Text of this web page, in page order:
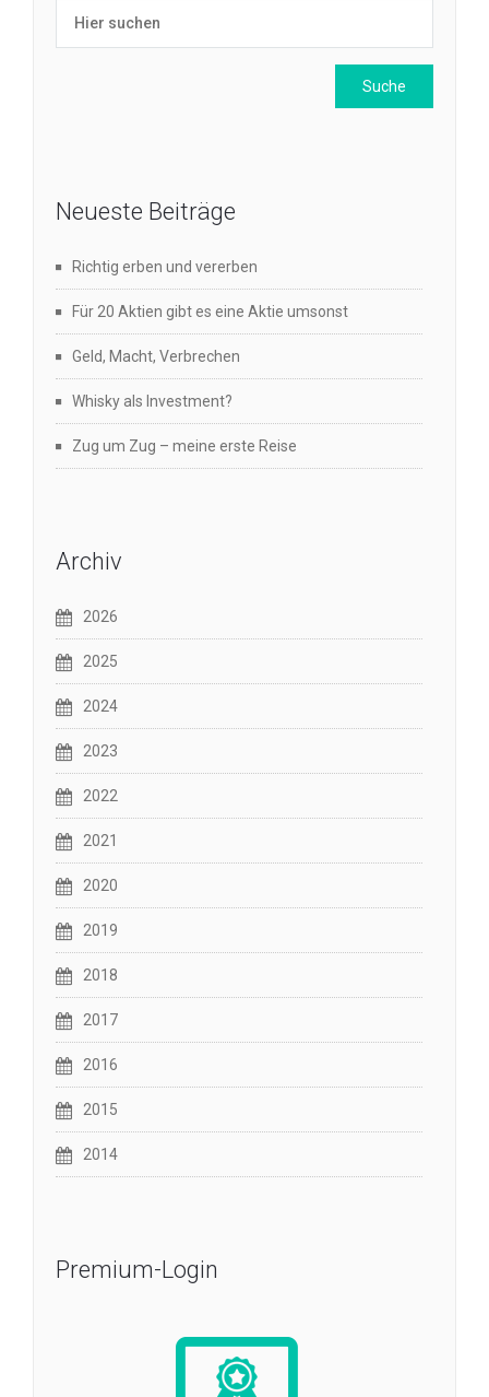
Neueste Beiträge
Richtig erben und vererben
Für 20 Aktien gibt es eine Aktie umsonst
Geld, Macht, Verbrechen
Whisky als Investment?
Zug um Zug – meine erste Reise
Archiv
2026
2025
2024
2023
2022
2021
2020
2019
2018
2017
2016
2015
2014
Premium-Login